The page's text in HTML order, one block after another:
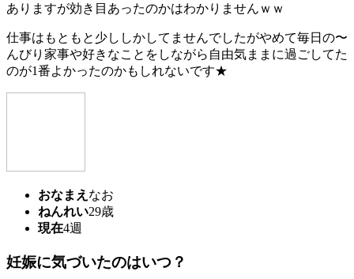
ありますが効き目あったのかはわかりませんｗｗ
仕事はもともと少ししかしてませんでしたがやめて毎日の〜
んびり家事や好きなことをしながら自由気ままに過ごしてた
のが1番よかったのかもしれないです★
おなまえ なお
ねんれい29歳
現在4週
妊娠に気づいたのはいつ？